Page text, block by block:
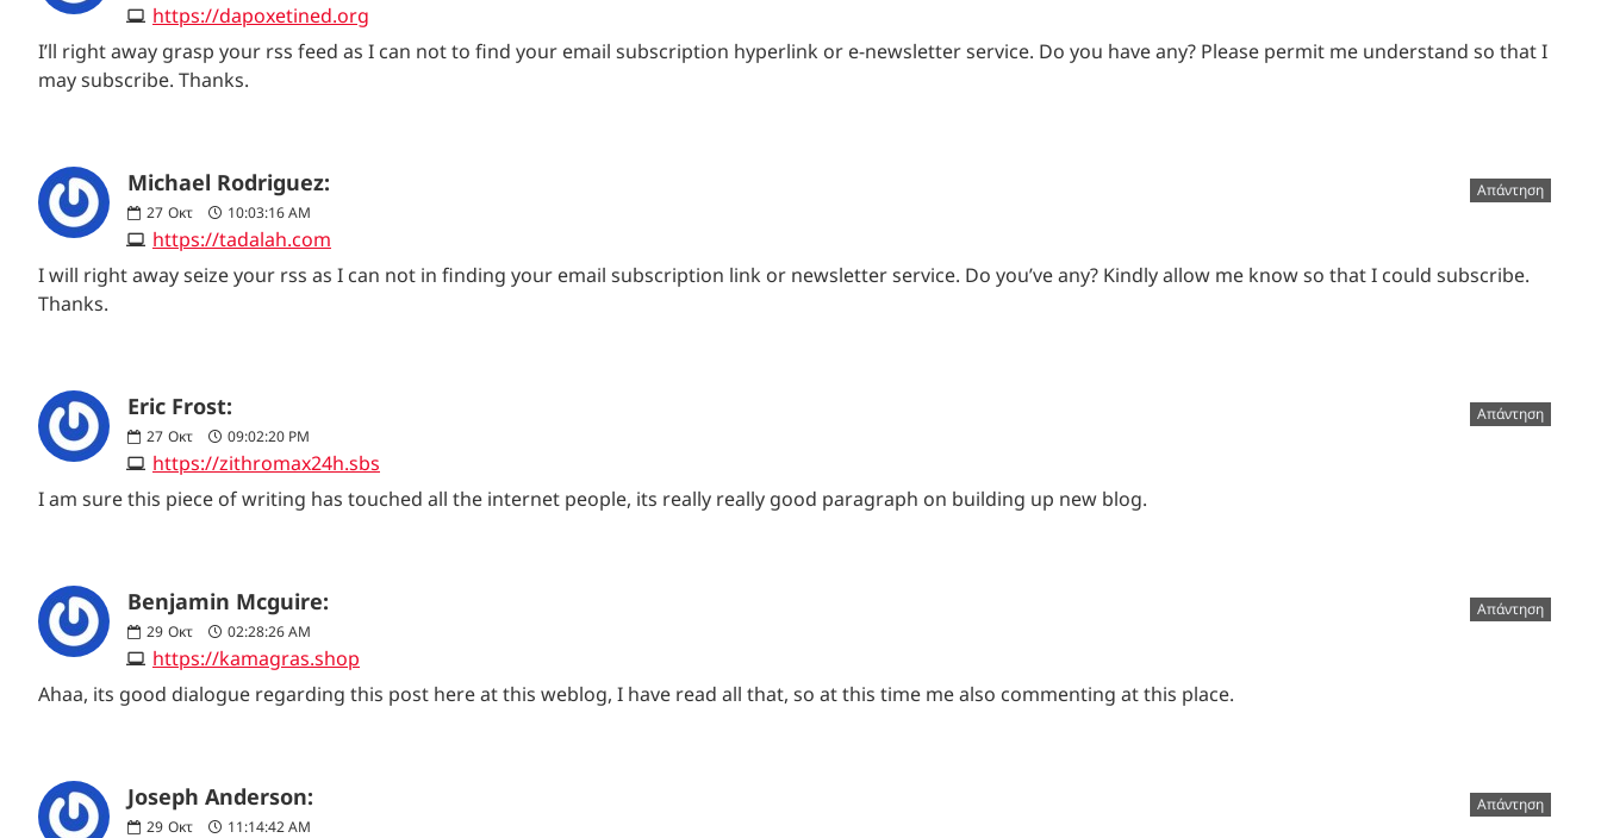
https://dapoxetined.org
I’ll right away grasp your rss feed as I can not to find your email subscription hyperlink or e-newsletter service. Do you have any? Please permit me understand so that I
may subscribe. Thanks.
Michael Rodriguez:
27 Οκτ 10:03:16 AM
https://tadalah.com
Απάντηση
I will right away seize your rss as I can not in finding your email subscription link or newsletter service. Do you’ve any? Kindly allow me know so that I could subscribe.
Thanks.
Eric Frost:
27 Οκτ 09:02:20 PM
https://zithromax24h.sbs
Απάντηση
I am sure this piece of writing has touched all the internet people, its really really good paragraph on building up new blog.
Benjamin Mcguire:
29 Οκτ 02:28:26 AM
https://kamagras.shop
Απάντηση
Ahaa, its good dialogue regarding this post here at this weblog, I have read all that, so at this time me also commenting at this place.
Joseph Anderson:
29 Οκτ 11:14:42 AM
Απάντηση